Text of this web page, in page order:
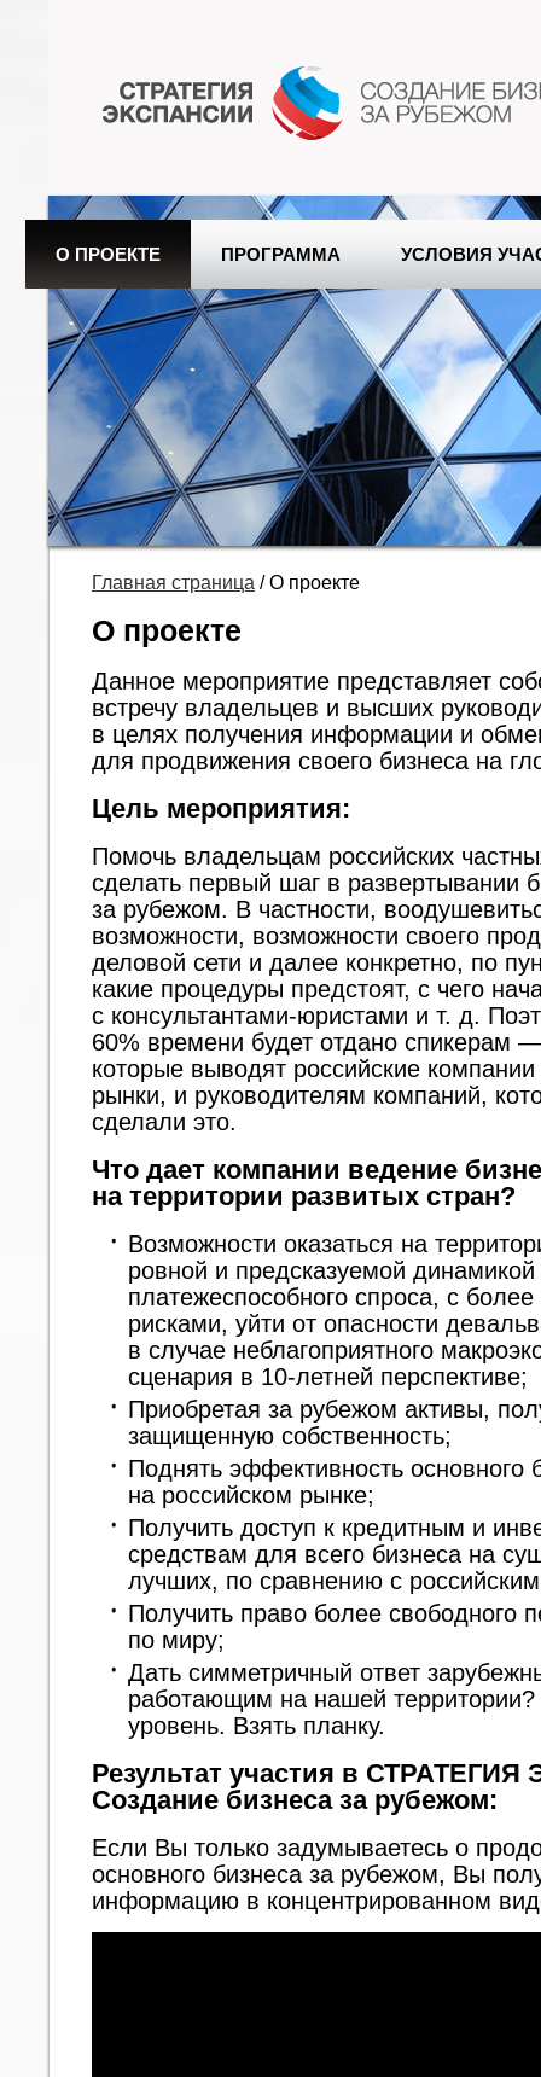
О ПРОЕКТЕ ПРОГРАММА УСЛОВИЯ
Главная страница /О проекте
О проекте
Данное мероприятие представляет
встречу владельцев и высших
в целях получения информации и
для продвижения своего бизнеса на
Цель мероприятия:
Помочь владельцам российских
сделать первый шаг в развертывании
за рубежом. В частности,
возможности, возможности своего
деловой сети и далее конкретно, по
какие процедуры предстоят, с чего
с консультантами-юристами и т. д.
60% времени будет отдано спикерам
которые выводят российские
рынки, и руководителям компаний,
сделали это.
Что дает компании ведение
на территории развитых стран?
Возможности оказаться на
ровной и предсказуемой динамикой
платежеспособного спроса, с
рисками, уйти от опасности
в случае неблагоприятного
сценария в 10-летней перспективе;
Приобретая за рубежом активы,
защищенную собственность;
Поднять эффективность основного
на российском рынке;
Получить доступ к кредитным и
средствам для всего бизнеса на
лучших, по сравнению с
Получить право более свободного
по миру;
Дать симметричный ответ
работающим на нашей
уровень. Взять планку.
Результат участия в
Создание бизнеса за рубежом:
Если Вы только задумываетесь о
основного бизнеса за рубежом, Вы
информацию в концентрированном